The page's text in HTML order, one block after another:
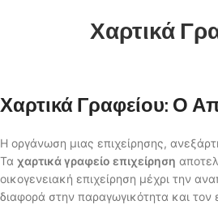
Χαρτικά
Χαρτικά Γραφείου: Ο
Η οργάνωση μιας επιχείρησης,
Τα χαρτικά γραφείο επιχείρηση
οικογενειακή επιχείρηση μέχρι την
διαφορά στην παραγωγικότητα και τον